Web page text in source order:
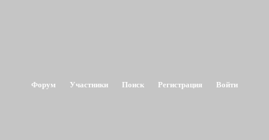
Форум Участники Поиск Регистрация Войти